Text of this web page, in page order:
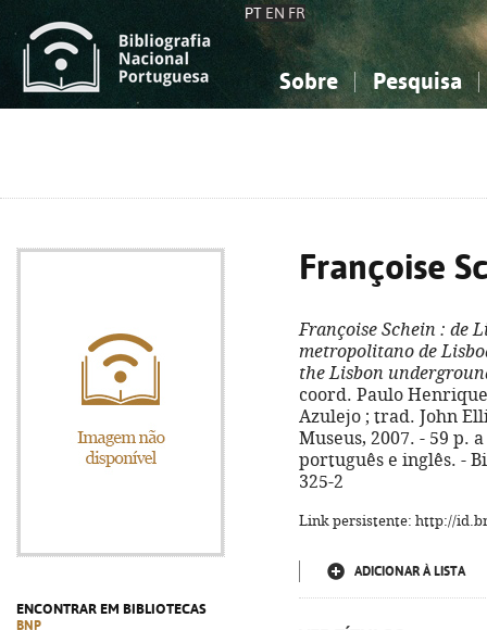
PT EN FR
Sobre Pesquisa
ENCONTRAR EM BIBLIOTECAS
BNP
Françoise
Françoise Schein : de
metropolitano de
the Lisbon
coord. Paulo
Azulejo ; trad. John
Museus, 2007. - 59 p.
português e inglês. -
325-2
Link persistente: http://
ADICIONAR À LISTA